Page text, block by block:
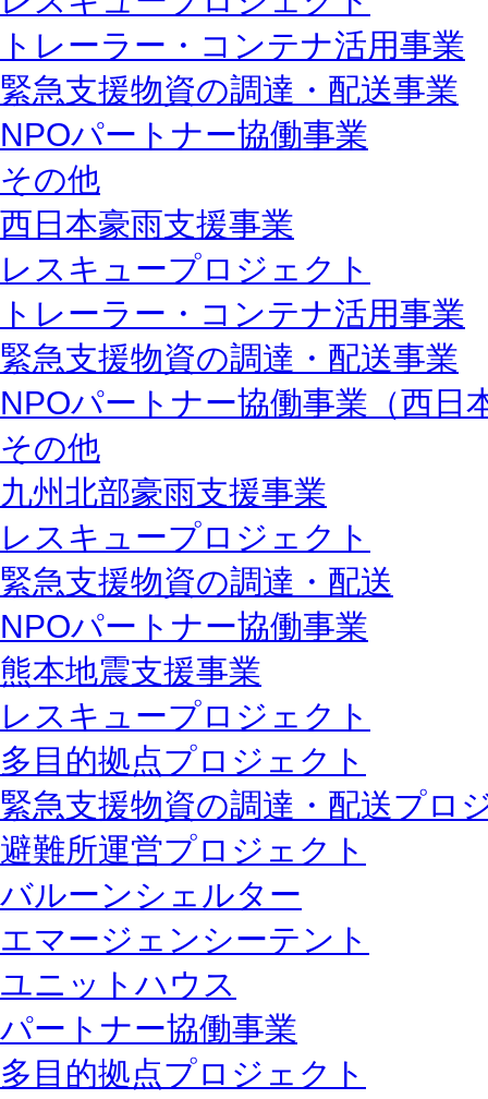
トレーラー・コンテナ活用事業
緊急支援物資の調達・配送事業
NPOパートナー協働事業
その他
西日本豪雨支援事業
レスキュープロジェクト
トレーラー・コンテナ活用事業
緊急支援物資の調達・配送事業
NPOパートナー協働事業（西日
その他
九州北部豪雨支援事業
レスキュープロジェクト
緊急支援物資の調達・配送
NPOパートナー協働事業
熊本地震支援事業
レスキュープロジェクト
多目的拠点プロジェクト
緊急支援物資の調達・配送プロ
避難所運営プロジェクト
バルーンシェルター
エマージェンシーテント
ユニットハウス
パートナー協働事業
多目的拠点プロジェクト